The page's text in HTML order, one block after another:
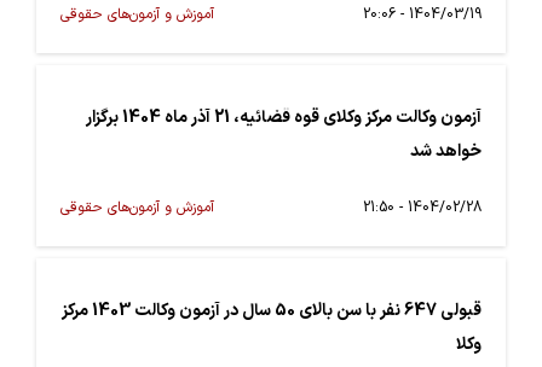
1404/03/19 - 20:06 آموزش و آزمون‌های حقوقی
آزمون وکالت مرکز وکلای قوه قضائیه، 21 آذر ماه 1404 برگزار
خواهد شد
1404/02/28 - 21:50 آموزش و آزمون‌های حقوقی
قبولی 647 نفر با سن بالای 50 سال در آزمون وکالت 1403 مرکز
وکلا